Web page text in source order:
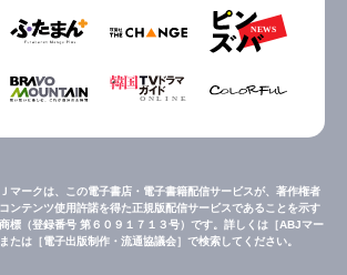
マークは、この電子書店・電子書籍配信サービスが、著作権者
ンテンツ使用許諾を得た正規版配信サービスであることを示す
標（登録番号 第６０９１７１３号）です。詳しくは［ABJマー
たは［電子出版制作・流通協議会］で検索してください。